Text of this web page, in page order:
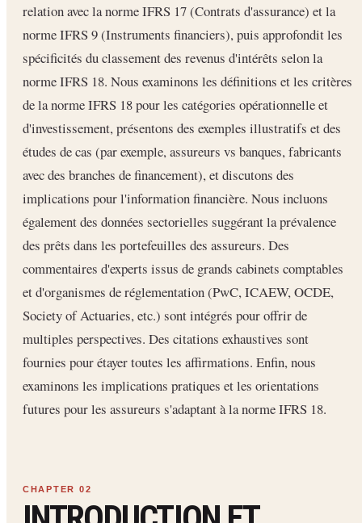
relation avec la norme IFRS 17 (Contrats d'assurance) et la
norme IFRS 9 (Instruments financiers), puis approfondit les
spécificités du classement des revenus d'intérêts selon la
norme IFRS 18. Nous examinons les définitions et les critères
de la norme IFRS 18 pour les catégories opérationnelle et
d'investissement, présentons des exemples illustratifs et des
études de cas (par exemple, assureurs vs banques, fabricants
avec des branches de financement), et discutons des
implications pour l'information financière. Nous incluons
également des données sectorielles suggérant la prévalence
des prêts dans les portefeuilles des assureurs. Des
commentaires d'experts issus de grands cabinets comptables
et d'organismes de réglementation (PwC, ICAEW, OCDE,
Society of Actuaries, etc.) sont intégrés pour offrir de
multiples perspectives. Des citations exhaustives sont
fournies pour étayer toutes les affirmations. Enfin, nous
examinons les implications pratiques et les orientations
futures pour les assureurs s'adaptant à la norme IFRS 18.